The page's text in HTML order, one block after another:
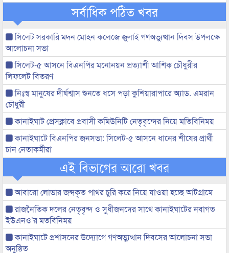
সর্বাধিক পঠিত খবর
সিলেট সরকারি মদন মোহন কলেজে জুলাই গণঅভ্যুত্থান দিবস উপলক্ষে
আলোচনা সভা
সিলেট-৫ আসনে বিএনপির মনোনয়ন প্রত্যাশী আশিক চৌধুরীর
লিফলেট বিতরণ
নিঃস্ব মানুষের দীর্ঘশ্বাস শুনতে ধসে পড়া কুশিয়ারাপারে অ্যাড. এমরান
চৌধুরী
কানাইঘাট প্রেসক্লাবে প্রবাসী কমিউনিটি নেতৃবৃন্দের নিয়ে মতিবিনিময়
কানাইঘাটে বিএনপির জনসভা: সিলেট-৫ আসনে ধানের শীষের প্রার্থী
চান নেতাকর্মীরা
এই বিভাগের আরো খবর
আবারো লোভার জব্দকৃত পাথর চুরি করে নিয়ে যাওয়া হচ্ছে আটগ্রামে
রাজনৈতিক দলের নেতৃবৃন্দ ও সুধীজনদের সাথে কানাইঘাটের নবাগত
ইউএনও’র মতবিনিময়
কানাইঘাটে প্রশাসনের উদ্যোগে গণঅভ্যুত্থান দিবসের আলোচনা সভা
অনুষ্ঠিত